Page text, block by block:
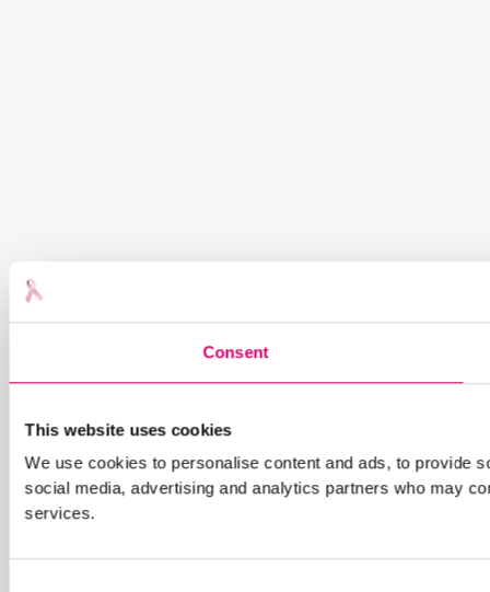
Consent
This website uses cookies
We use cookies to personalise content and ads, to provide
social media, advertising and analytics partners who may
services.